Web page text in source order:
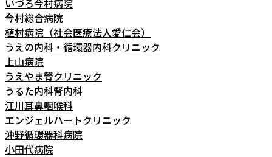
いづろ今村病院
今村総合病院
植村病院（社会医療法人愛仁会）
うえの内科・循環器内科クリニック
上山病院
うえやま腎クリニック
うるた内科腎内科
江川耳鼻咽喉科
エンジェルハートクリニック
沖野循環器科病院
小田代病院